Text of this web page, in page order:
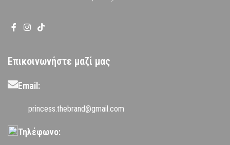
Επικοινωνήστε μαζί μας
Email:
princess.thebrand@gmail.com
Τηλέφωνο: